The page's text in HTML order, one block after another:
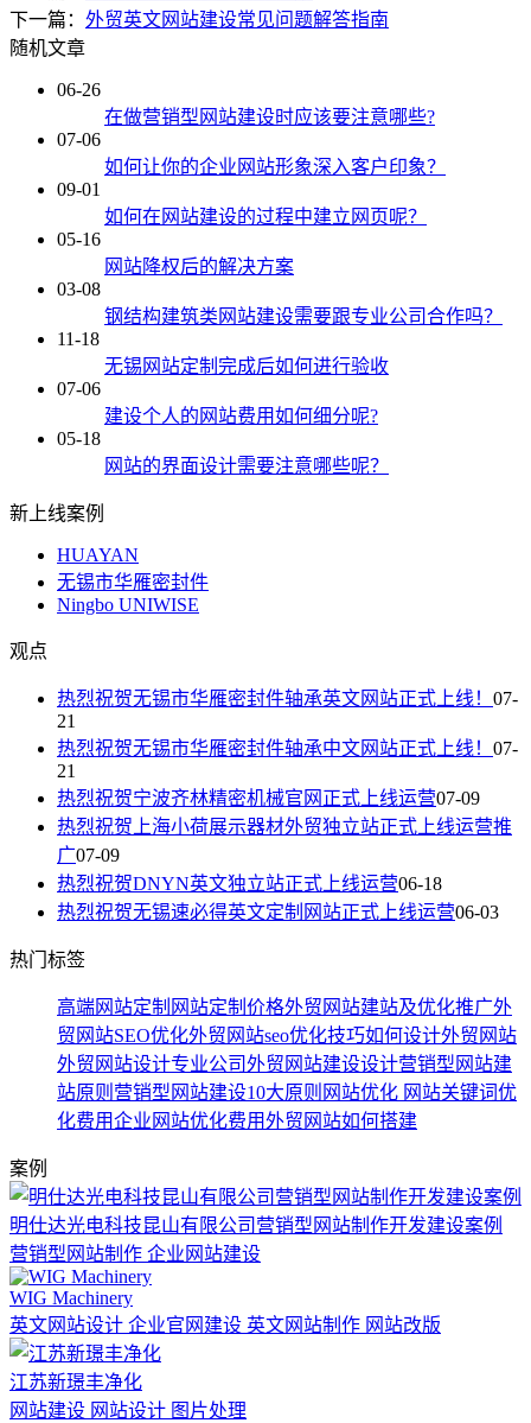
下一篇： 外贸英文网站建设常见问题解答指南
随机文章
06-26
在做营销型网站建设时应该要注意哪些?
07-06
如何让你的企业网站形象深入客户印象？
09-01
如何在网站建设的过程中建立网页呢？
05-16
网站降权后的解决方案
03-08
钢结构建筑类网站建设需要跟专业公司合作吗？
11-18
无锡网站定制完成后如何进行验收
07-06
建设个人的网站费用如何细分呢?
05-18
网站的界面设计需要注意哪些呢？
新上线案例
HUAYAN
无锡市华雁密封件
Ningbo UNIWISE
观点
热烈祝贺无锡市华雁密封件轴承英文网站正式上线！ 07-
21
热烈祝贺无锡市华雁密封件轴承中文网站正式上线！ 07-
21
热烈祝贺宁波齐林精密机械官网正式上线运营07-09
热烈祝贺上海小荷展示器材外贸独立站正式上线运营推
广07-09
热烈祝贺DNYN英文独立站正式上线运营06-18
热烈祝贺无锡速必得英文定制网站正式上线运营06-03
热门标签
高端网站定制 网站定制价格外贸网站建站及优化推广外
贸网站SEO优化外贸网站seo优化技巧如何设计外贸网站
外贸网站设计专业公司外贸网站建设设计营销型网站建
站原则 营销型网站建设10大原则 网站优化 网站关键词优
化费用企业网站优化费用外贸网站如何搭建
案例
明仕达光电科技昆山有限公司营销型网站制作开发建设案例
营销型网站制作 企业网站建设
WIG Machinery
英文网站设计 企业官网建设 英文网站制作 网站改版
江苏新璟丰净化
网站建设 网站设计 图片处理